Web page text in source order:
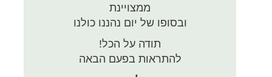
ממצויינת
ובסופו של יום נהננו כולנו
תודה על הכל!
להתראות בפעם הבאה